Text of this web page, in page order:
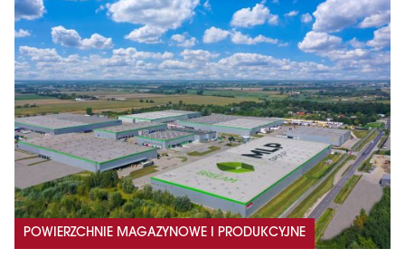
POWIERZCHNIE MAGAZYNOWE I PRODUKCYJNE